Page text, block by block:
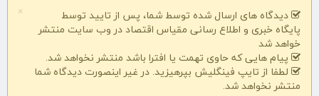
×
دیدگاه های ارسال شده توسط شما، پس از تایید توسط
پایگاه خبری و اطلاع رسانی مقیاس اقتصاد در وب سایت منتشر
خواهد شد
پیام هایی که حاوی تهمت یا افترا باشد منتشر نخواهد شد.
لطفا از تایپ فینگلیش بپرهیزید. در غیر اینصورت دیدگاه شما
منتشر نخواهد شد.